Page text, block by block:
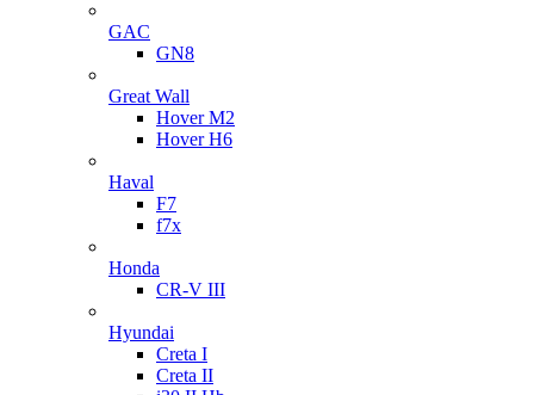
GAC
GN8
Great Wall
Hover M2
Hover H6
Haval
F7
f7x
Honda
CR-V III
Hyundai
Creta I
Creta II